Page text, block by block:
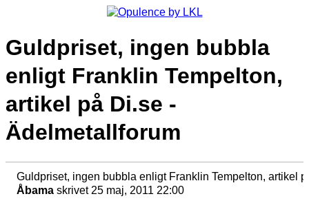
Guldpriset, ingen bubbla
enligt Franklin Tempelton,
artikel på Di.se -
Ädelmetallforum
Guldpriset, ingen bubbla enligt Franklin Tempelton, artikel
Åbama skrivet 25 maj, 2011 22:00